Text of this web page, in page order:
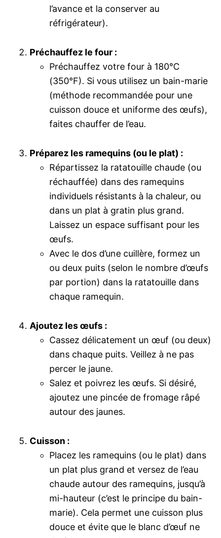
l’avance et la conserver au
réfrigérateur).
Préchauffez le four :
Préchauffez votre four à 180°C
(350°F). Si vous utilisez un bain-marie
(méthode recommandée pour une
cuisson douce et uniforme des œufs),
faites chauffer de l’eau.
Préparez les ramequins (ou le plat) :
Répartissez la ratatouille chaude (ou
réchauffée) dans des ramequins
individuels résistants à la chaleur, ou
dans un plat à gratin plus grand.
Laissez un espace suffisant pour les
œufs.
Avec le dos d’une cuillère, formez un
ou deux puits (selon le nombre d’œufs
par portion) dans la ratatouille dans
chaque ramequin.
Ajoutez les œufs :
Cassez délicatement un œuf (ou deux)
dans chaque puits. Veillez à ne pas
percer le jaune.
Salez et poivrez les œufs. Si désiré,
ajoutez une pincée de fromage râpé
autour des jaunes.
Cuisson :
Placez les ramequins (ou le plat) dans
un plat plus grand et versez de l’eau
chaude autour des ramequins, jusqu’à
mi-hauteur (c’est le principe du bain-
marie). Cela permet une cuisson plus
douce et évite que le blanc d’œuf ne